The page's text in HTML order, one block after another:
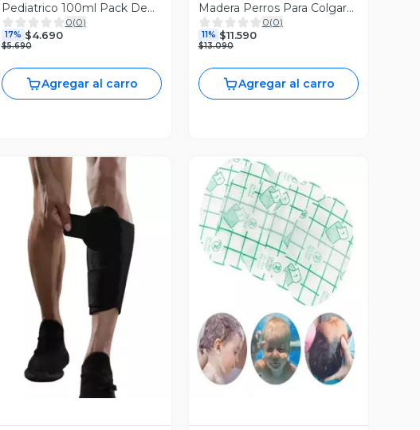
Pediatrico 100ml Pack De
10 Unidades0(0)
17% $4.690
$5.690
Agregar al carro
Madera Perros Para Colgar
Ropa 200unid
0(0)
11% $11.590
$13.090
Agregar al carro
Vista Previa Vista Previa